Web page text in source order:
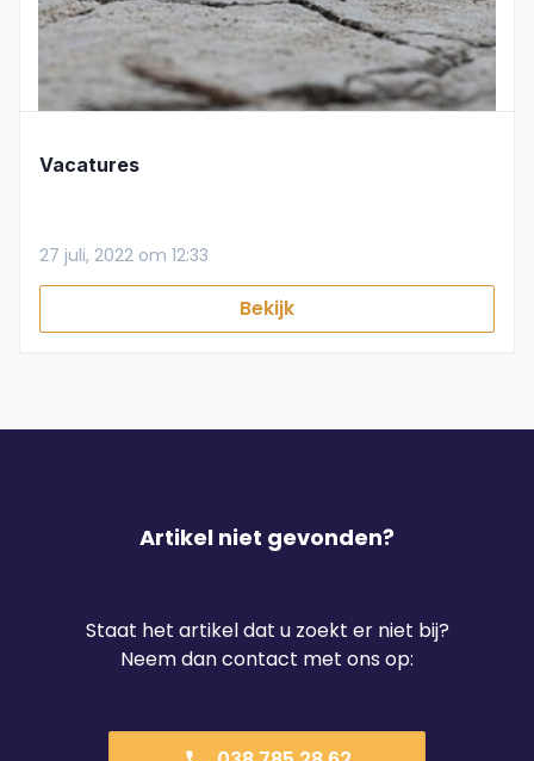
Vacatures
27 juli, 2022 om 12:33
Bekijk
Artikel niet gevonden?
Staat het artikel dat u zoekt er niet bij?
Neem dan contact met ons op: